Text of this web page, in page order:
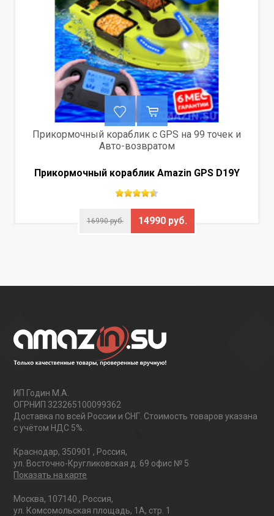
Прикормочный кораблик с GPS на 99 точек и
Авто-возвратом
Прикормочный кораблик Amazin GPS D19Y
16990 руб. 14990 руб.
ИП Годин М.А.
ОГРНИП 323265100099362
Доставка по всей России и СНГ. Стоимость товаров указана
с учётом НДС 5%.
Краснодар, 350901 , Россия,
ул. Восточно-Кругликовская д. 69 офис № 5
Показать на карте
Москва, 107140 , Россия,
ул. Комсомольская площадь, 1А, стр. 1